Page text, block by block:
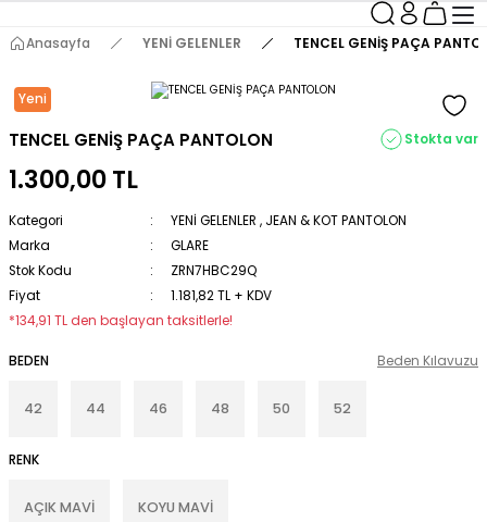
Anasayfa YENİ GELENLER TENCEL GENİŞ PAÇA
Yeni
TENCEL GENİŞ PAÇA PANTOLON Stokta var
1.300,00 TL
Kategori YENİ GELENLER , JEAN & KOT PANTOLON
Marka
GLARE
Stok Kodu
ZRN7HBC29Q
Fiyat
1.181,82 TL + KDV
*134,91 TL den başlayan taksitlerle!
BEDEN
42 44 46 48 50 52
RENK
AÇIK MAVİ KOYU MAVİ
Beden Kılavuzu